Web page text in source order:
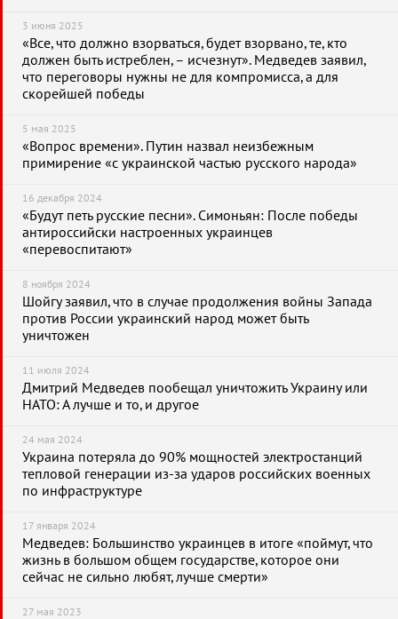
3 июня 2025
«Все, что должно взорваться, будет взорвано, те, кто
должен быть истреблен, – исчезнут». Медведев заявил,
что переговоры нужны не для компромисса, а для
скорейшей победы
5 мая 2025
«Вопрос времени». Путин назвал неизбежным
примирение «с украинской частью русского народа»
16 декабря 2024
«Будут петь русские песни». Симоньян: После победы
антироссийски настроенных украинцев
«перевоспитают»
8 ноября 2024
Шойгу заявил, что в случае продолжения войны Запада
против России украинский народ может быть
уничтожен
11 июля 2024
Дмитрий Медведев пообещал уничтожить Украину или
НАТО: А лучше и то, и другое
24 мая 2024
Украина потеряла до 90% мощностей электростанций
тепловой генерации из-за ударов российских военных
по инфраструктуре
17 января 2024
Медведев: Большинство украинцев в итоге «поймут, что
жизнь в большом общем государстве, которое они
сейчас не сильно любят, лучше смерти»
27 мая 2023